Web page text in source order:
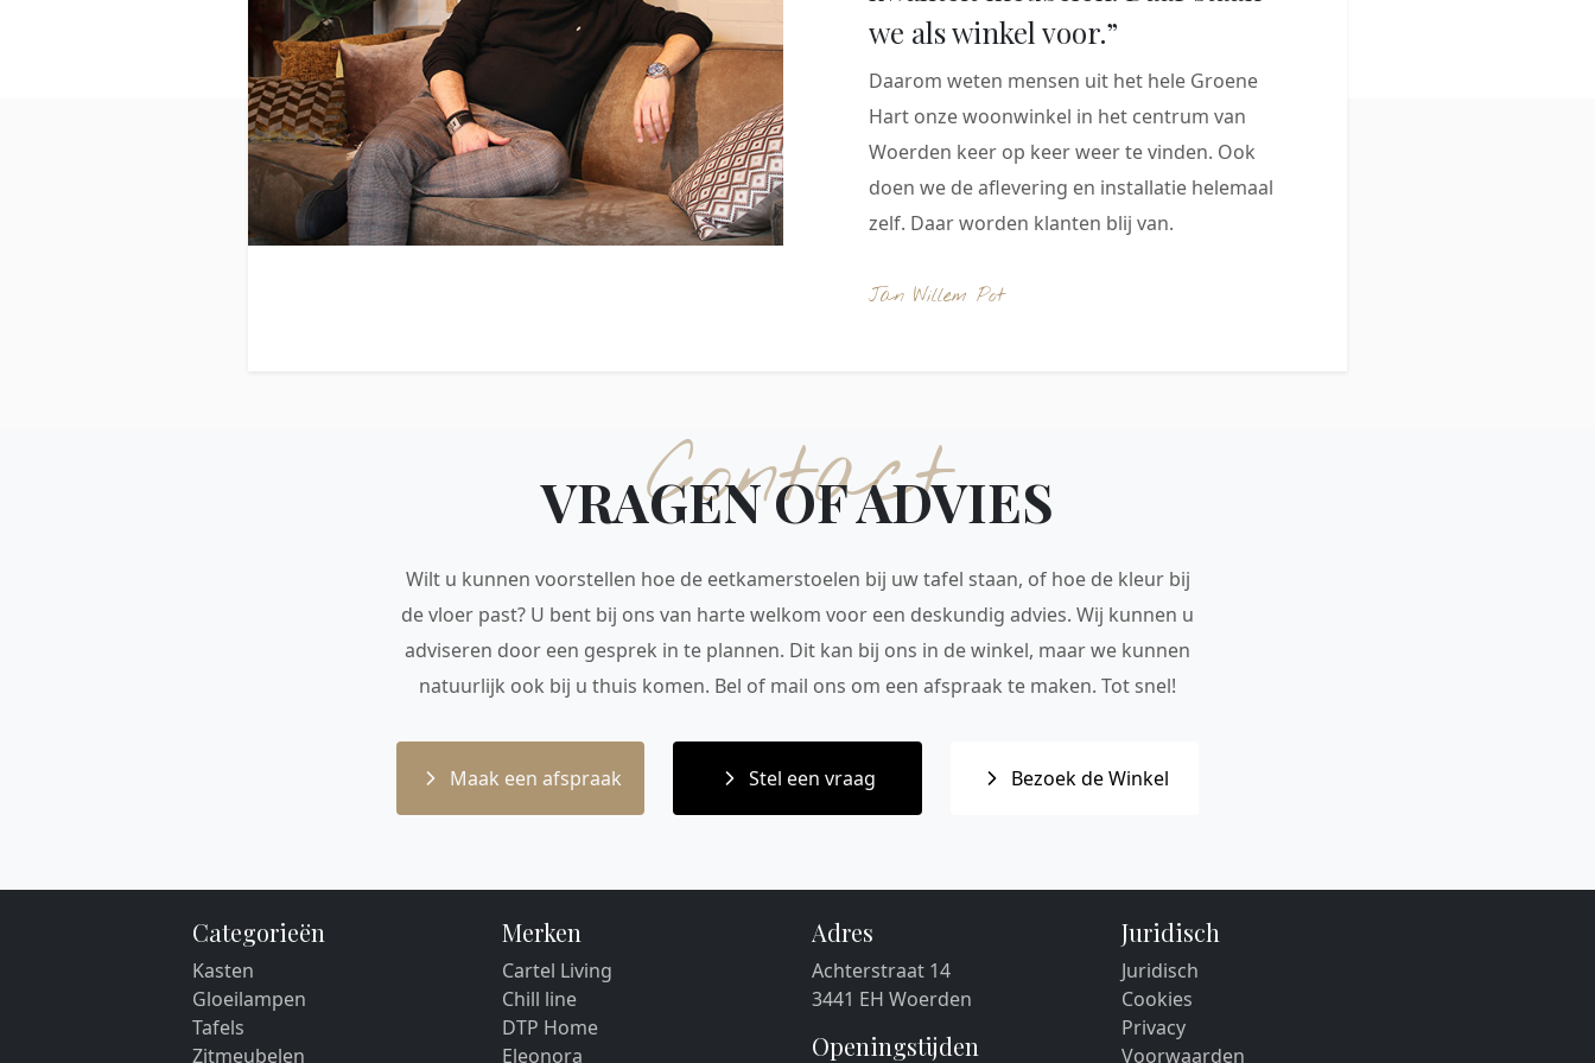
we als winkel voor.”
Daarom weten mensen uit het hele Groene
Hart onze woonwinkel in het centrum van
Woerden keer op keer weer te vinden. Ook
doen we de aflevering en installatie helemaal
zelf. Daar worden klanten blij van.
Jan Willem Pot
Contact
VRAGEN OF ADVIES
Wilt u kunnen voorstellen hoe de eetkamerstoelen bij uw tafel staan, of hoe de kleur bij
de vloer past? U bent bij ons van harte welkom voor een deskundig advies. Wij kunnen u
adviseren door een gesprek in te plannen. Dit kan bij ons in de winkel, maar we kunnen
natuurlijk ook bij u thuis komen. Bel of mail ons om een afspraak te maken. Tot snel!
Maak een afspraak Stel een vraag Bezoek de Winkel
Categorieën
Kasten
Gloeilampen
Tafels
Zitmeubelen
Merken
Cartel Living
Chill line
DTP Home
Eleonora
Adres
Achterstraat 14
3441 EH Woerden
Openingstijden
Juridisch
Juridisch
Cookies
Privacy
Voorwaarden